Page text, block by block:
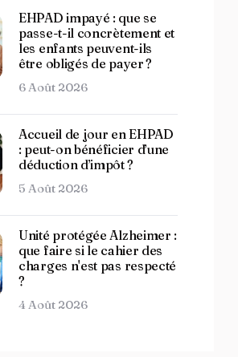
EHPAD impayé : que se
passe-t-il concrètement et
les enfants peuvent-ils
être obligés de payer ?
6 Août 2026
Accueil de jour en EHPAD
: peut-on bénéficier d’une
déduction d’impôt ?
5 Août 2026
Unité protégée Alzheimer :
que faire si le cahier des
charges n'est pas respecté
?
4 Août 2026